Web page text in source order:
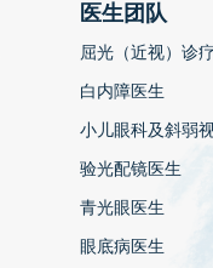
医生团队
屈光（近视）诊
白内障医生
小儿眼科及斜弱
验光配镜医生
青光眼医生
眼底病医生